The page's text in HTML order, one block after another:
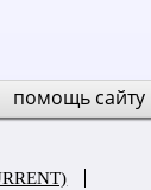
помощь сайту